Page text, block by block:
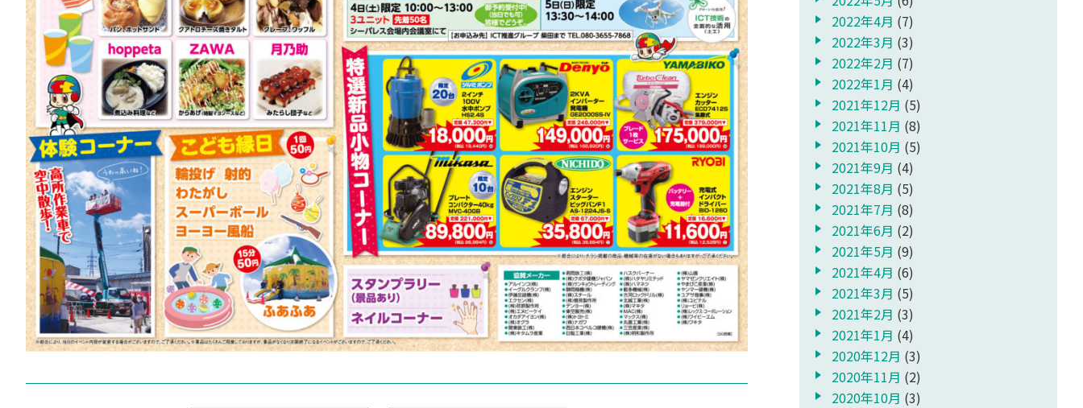
2022年4月 (7)
2022年3月 (3)
2022年2月 (7)
2022年1月 (4)
2021年12月 (5)
2021年11月 (8)
2021年10月 (5)
2021年9月 (4)
2021年8月 (5)
2021年7月 (8)
2021年6月 (2)
2021年5月 (9)
2021年4月 (6)
2021年3月 (5)
2021年2月 (3)
2021年1月 (4)
2020年12月 (3)
2020年11月 (2)
2020年10月 (3)